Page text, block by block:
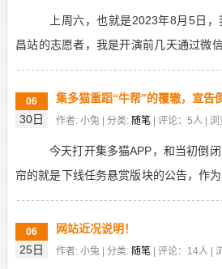
上周六，也就是2023年8月5日
昌站的志愿者，我是开演前几天通过微信
当完志愿者，第一个反应就是“累”，尤其
06
30日
集多猫重蹈“牛帮”的覆辙，宣告
作者: 小兔 | 分类: 随笔 | 评论：5人 |
今天打开集多猫APP，和当初倒
帘的就是下线任务悬赏版块的公告，作
下线这个功能，那基本等于废了。本来
06
25日
网站近况说明！
作者: 小兔 | 分类: 随笔 | 评论：14人 |